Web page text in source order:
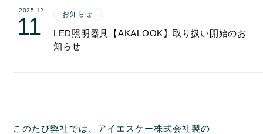
2025.12
11 お知らせ
LED照明器具【AKALOOK】取り扱い開始のお
知らせ
このたび弊社では、アイエスケー株式会社製の